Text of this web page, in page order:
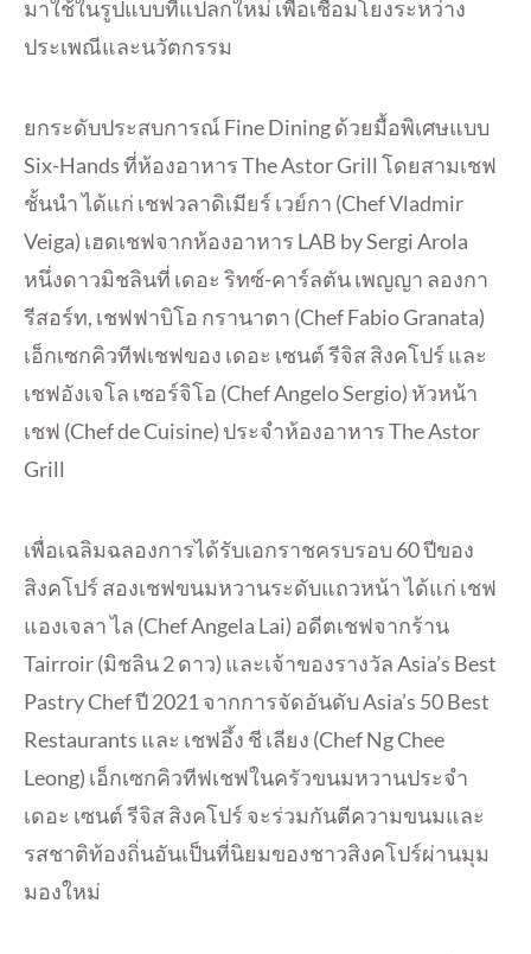
มาใช้ในรูปแบบที่แปลกใหม่ เพื่อเชื่อมโยงระหว่าง
ประเพณีและนวัตกรรม
ยกระดับประสบการณ์ Fine Dining ด้วยมื้อพิเศษแบบ
Six-Hands ที่ห้องอาหาร The Astor Grill โดยสามเชฟ
ชั้นนำ ได้แก่ เชฟวลาดิเมียร์ เวย์กา (Chef Vladmir
Veiga) เฮดเชฟจากห้องอาหาร LAB by Sergi Arola
หนึ่งดาวมิชลินที่ เดอะ ริทซ์-คาร์ลตัน เพญญา ลองกา
รีสอร์ท, เชฟฟาบิโอ กรานาตา (Chef Fabio Granata)
เอ็กเซกคิวทีฟเชฟของ เดอะ เซนต์ รีจิส สิงคโปร์ และ
เชฟอังเจโล เซอร์จิโอ (Chef Angelo Sergio) หัวหน้า
เชฟ (Chef de Cuisine) ประจำห้องอาหาร The Astor
Grill
เพื่อเฉลิมฉลองการได้รับเอกราชครบรอบ 60 ปีของ
สิงคโปร์ สองเชฟขนมหวานระดับแถวหน้า ได้แก่ เชฟ
แองเจลา ไล (Chef Angela Lai) อดีตเชฟจากร้าน
Tairroir (มิชลิน 2 ดาว) และเจ้าของรางวัล Asia’s Best
Pastry Chef ปี 2021 จากการจัดอันดับ Asia’s 50 Best
Restaurants และ เชฟอึ้ง ชี เลียง (Chef Ng Chee
Leong) เอ็กเซกคิวทีฟเชฟในครัวขนมหวานประจำ
เดอะ เซนต์ รีจิส สิงคโปร์ จะร่วมกันตีความขนมและ
รสชาติท้องถิ่นอันเป็นที่นิยมของชาวสิงคโปร์ผ่านมุม
มองใหม่